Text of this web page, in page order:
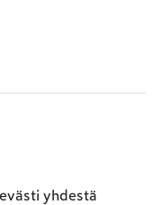
yhdestä